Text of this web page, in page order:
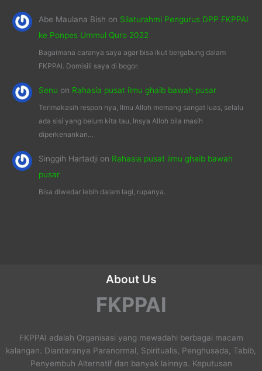
Abe Maulana Bish on Silaturahmi Pengurus DPP FKPPAI
ke Ponpes Ummul Quro 2022
Bagaimana caranya saya agar bisa ikut bergabung dalam
FKPPAI. Domisili saya di bogor.
Senu on Rahasia pusat ilmu ghaib bawah pusar
Terimakasih respon nya, Ilmu Alloh memang sangat luas, selalu
ada sisi yang belum kita tau, Insya Alloh bila masih
diperkenankan…
Singgih Hartadjion Rahasia pusat ilmu ghaib bawah
pusar
Bisa diwedar lebih dalam lagi, rupanya.
About Us
FKPPAI
FKPPAI adalah Organisasi yang mewadahi berbagai macam
kalangan. Diantaranya Paranormal, Spiritualis, Penghusada, Tabib,
Penyembuh Alternatif dan banyak lainnya. Keputusan